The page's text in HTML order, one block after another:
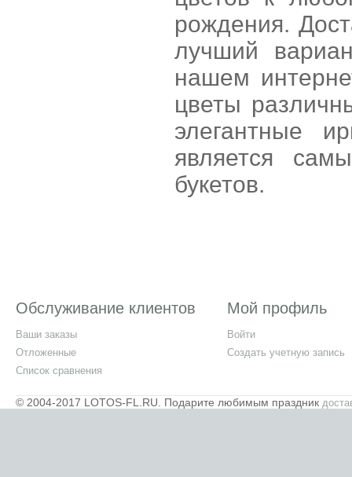
рождения.
лучший
нашем
цветы
элегантные
является
букетов.
Обслуживание клиентов
Ваши заказы
Отложенные
Список сравнения
Мой профиль
Войти
Создать учетную запись
© 2004-2017 LOTOS-FL.RU. Подарите любимым праздник